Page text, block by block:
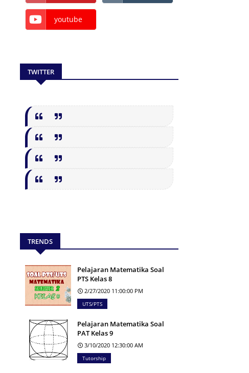
youtube
TWITTER
TRENDS
Pelajaran Matematika Soal
PTS Kelas 8
2/27/2020 11:00:00 PM
UTS/PTS
Pelajaran Matematika Soal
PAT Kelas 9
3/10/2020 12:30:00 AM
Tutorship